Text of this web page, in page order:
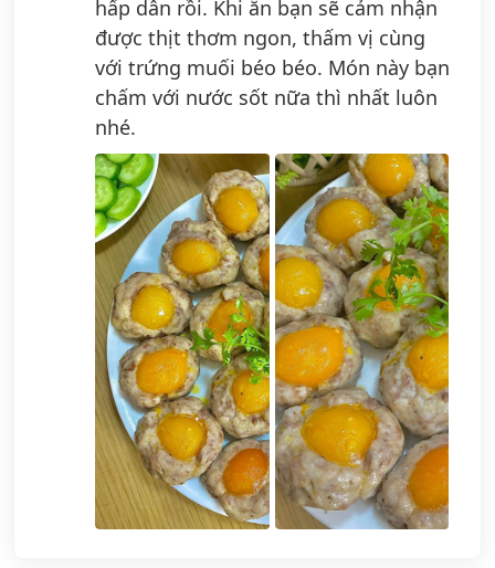
hấp dẫn rồi. Khi ăn bạn sẽ cảm nhận
được thịt thơm ngon, thấm vị cùng
với trứng muối béo béo. Món này bạn
chấm với nước sốt nữa thì nhất luôn
nhé.